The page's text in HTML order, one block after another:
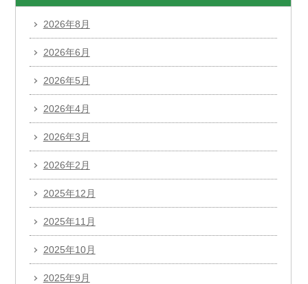
2026年8月
2026年6月
2026年5月
2026年4月
2026年3月
2026年2月
2025年12月
2025年11月
2025年10月
2025年9月